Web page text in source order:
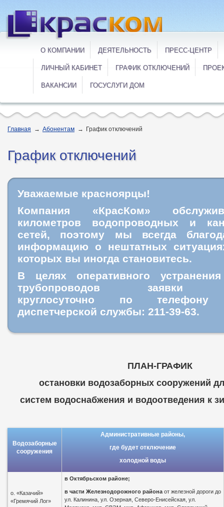
О КОМПАНИИ ДЕЯТЕЛЬНОСТЬ ПРЕСС-ЦЕНТР
ЛИЧНЫЙ КАБИНЕТ ГРАФИК ОТКЛЮЧЕНИЙ
ВАКАНСИИ ГОСУСЛУГИ ДОМ
Главная → Абонентам → График отключений
График отключений
Уважаемые красноярцы!
Компания «КрасКом»
километров водопроводных и
сетей, поэтому мы всегда
информацию о нештатных
которых вы иногда становитесь.
В целях оперативного
трубопроводов заявки
круглосуточно по телефону
диспетчерской службы: 211-39-63.
ПЛАН-ГРАФИК
остановки водозаборных сооружений
систем водоснабжения и водоотведения к
Водозаборные
сооружения
Административные районы,
где будет отключение
холодной воды
о. «Казачий»
«Гремячий Лог»
в Октябрьском районе;
в части Железнодорожного района от железной дороги до
ул. Калинина, ул. Озерная, Северо-Енисейская, ул.